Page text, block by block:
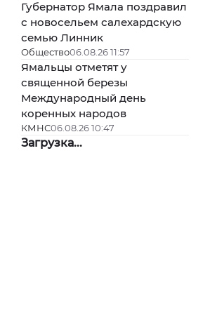
Губернатор Ямала поздравил
с новосельем салехардскую
семью Линник
Общество06.08.26 11:57
Ямальцы отметят у
священной березы
Международный день
коренных народов
КМНС06.08.26 10:47
Загрузка...